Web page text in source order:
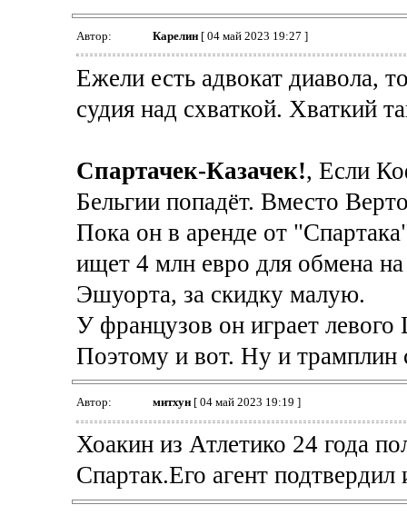
Автор: Карелин[ 04 май 2023 19:27 ]
Ежели есть адвокат диавола,
судия над схваткой. Хваткий
Спартачек-Казачек!, Если
Бельгии попадёт. Вместо
Пока он в аренде от
ищет 4 млн евро для обмена
Эшуорта, за скидку малую.
У французов он играет
Поэтому и вот. Ну и трамплин
Автор: митхун[ 04 май 2023 19:19 ]
Хоакин из Атлетико 24 года
Спартак.Его агент